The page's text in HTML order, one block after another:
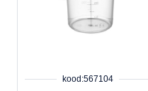
kood:567104